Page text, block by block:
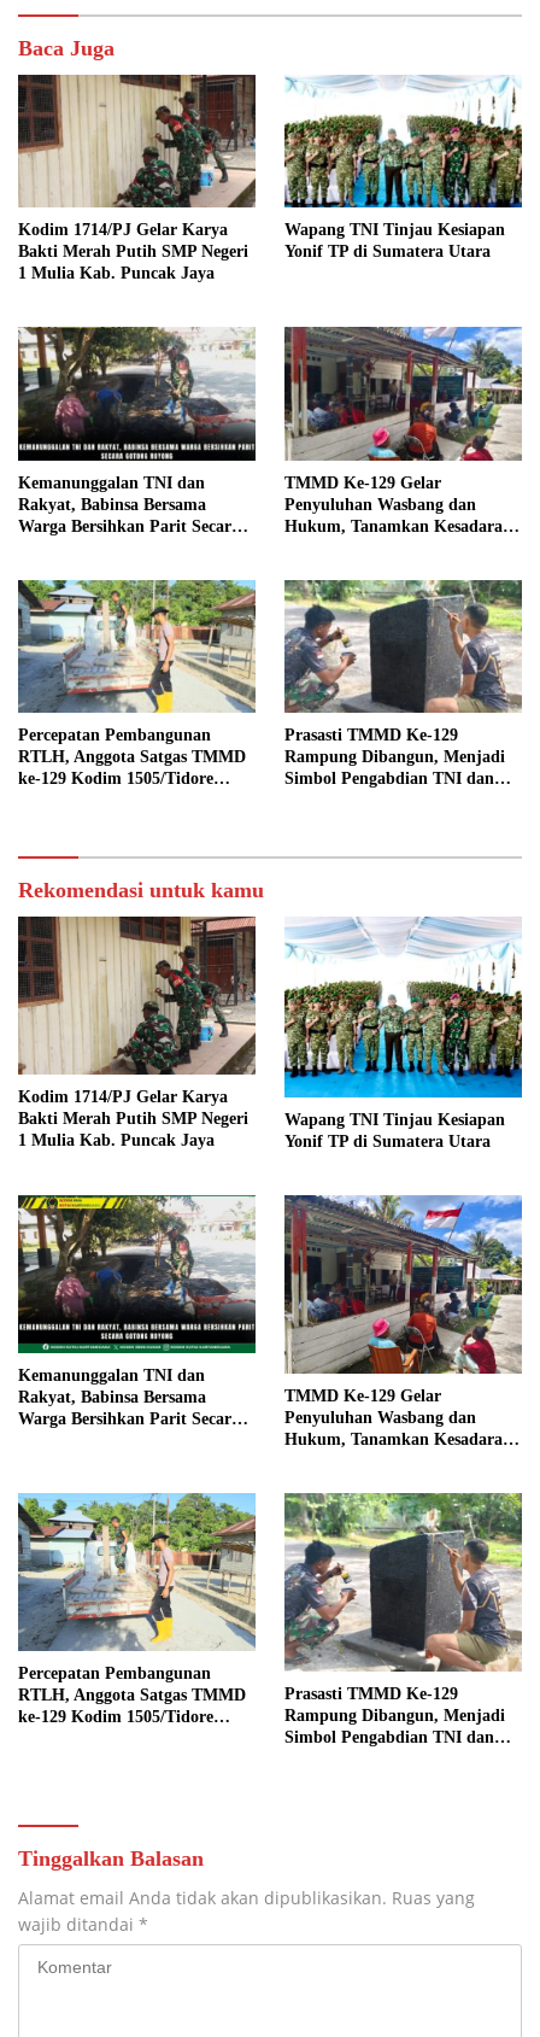
Baca Juga
Kodim 1714/PJ Gelar Karya
Bakti Merah Putih SMP Negeri
1 Mulia Kab. Puncak Jaya
Wapang TNI Tinjau Kesiapan
Yonif TP di Sumatera Utara
Kemanunggalan TNI dan
Rakyat, Babinsa Bersama
Warga Bersihkan Parit Secara
TMMD Ke-129 Gelar
Penyuluhan Wasbang dan
Hukum, Tanamkan Kesadaran
Percepatan Pembangunan
RTLH, Anggota Satgas TMMD
ke-129 Kodim 1505/Tidore
Prasasti TMMD Ke-129
Rampung Dibangun, Menjadi
Simbol Pengabdian TNI dan
Rekomendasi untuk kamu
Kodim 1714/PJ Gelar Karya
Bakti Merah Putih SMP Negeri
1 Mulia Kab. Puncak Jaya
Wapang TNI Tinjau Kesiapan
Yonif TP di Sumatera Utara
Kemanunggalan TNI dan
Rakyat, Babinsa Bersama
Warga Bersihkan Parit Secara
TMMD Ke-129 Gelar
Penyuluhan Wasbang dan
Hukum, Tanamkan Kesadaran
Percepatan Pembangunan
RTLH, Anggota Satgas TMMD
ke-129 Kodim 1505/Tidore
Prasasti TMMD Ke-129
Rampung Dibangun, Menjadi
Simbol Pengabdian TNI dan
Tinggalkan Balasan
Alamat email Anda tidak akan dipublikasikan. Ruas yang
wajib ditandai *